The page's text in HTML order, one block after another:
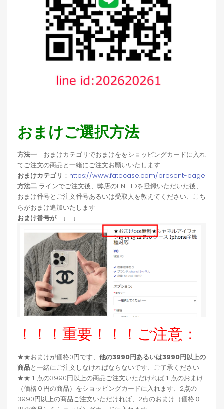
おまけご選択方法
方法一 おまけカテゴリでおまけををショッピングカードに入れ
てご注文の商品と一緒にご注文お願いいたします
おまけカテゴリ ： https://www.fatecase.com/present-page
方法二 ラインでご注文後、弊店のLINE IDを登録いただいた後、
おまけ番号とご注文番号あるいは受取人を教えてください、こち
らがおまけ追加いたします
おまけ番号が ↓ ↓
！！！重要！！！ご注意：
★★おまけが価格0円です、 他の3990円あるいは3990円以上の
商品と一緒にご注文しなければならないです、ご了承ください
★★１点の3990円以上の商品ご注文いただければ１点のおまけ
（価格０円の商品）をショッピングカードに入れます、2点の
3990円以上の商品ご注文いただければ、2点のおまけ（価格０